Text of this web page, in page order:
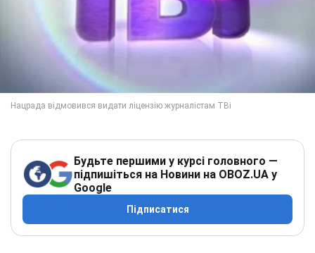
Будьте першими у курсі головного —
підпишіться на Новини на OBOZ.UA у
Google
Підписатися